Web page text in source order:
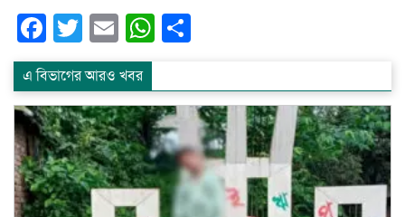
Facebook
Twitter
EmailWhatsApp
এ বিভাগের আরও খবর